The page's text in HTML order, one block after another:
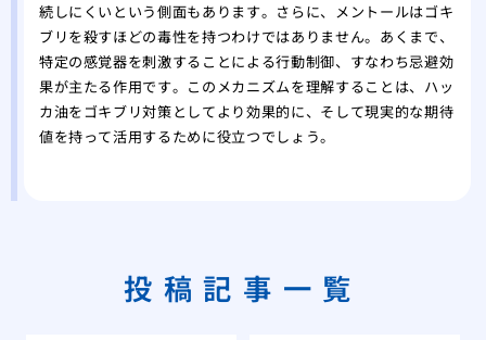
続しにくいという側面もあります。さらに、メントールはゴキ
ブリを殺すほどの毒性を持つわけではありません。あくまで、
特定の感覚器を刺激することによる行動制御、すなわち忌避効
果が主たる作用です。このメカニズムを理解することは、ハッ
カ油をゴキブリ対策としてより効果的に、そして現実的な期待
値を持って活用するために役立つでしょう。
投稿記事一覧